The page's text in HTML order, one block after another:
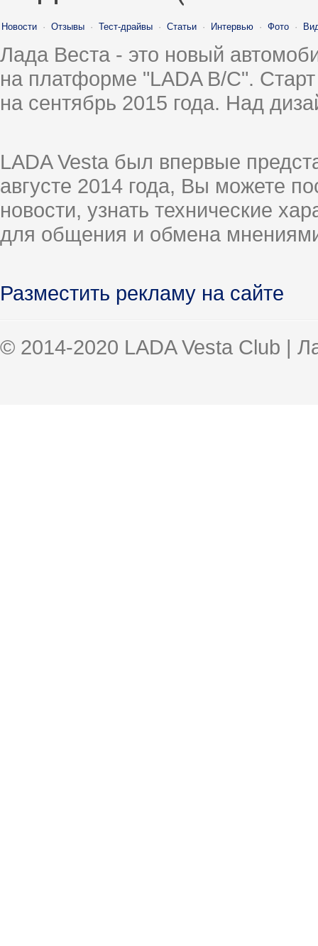
Новости · Отзывы · Тест-драйвы · Статьи · Интервью · Фото ·
Лада Веста - это новый
на платформе "LADA B/C".
на сентябрь 2015 года. Над
LADA Vesta был впервые
августе 2014 года, Вы можете
новости, узнать технические
для общения и обмена
Разместить рекламу на сайте
© 2014-2020 LADA Vesta Club |